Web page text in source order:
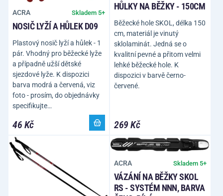
ACRA Skladem 5+
NOSIČ LYŽÍ A HŮLEK D09
Plastový nosič lyží a hůlek - 1
pár. Vhodný pro běžecké lyže
a případně užší dětské
sjezdové lyže. K dispozici
barva modrá a červená, viz
foto - prosím, do objednávky
specifikujte…
46 Kč
HŮLKY NA BĚŽKY - 150CM
Běžecké hole SKOL, délka 150
cm, materiál je vinutý
sklolaminát. Jedná se o
kvalitní pevné a přitom velmi
lehké běžecké hole. K
dispozici v barvě černo-
červené.
269 Kč
ACRA Skladem 5+
VÁZÁNÍ NA BĚŽKY SKOL
RS - SYSTÉM NNN, BARVA